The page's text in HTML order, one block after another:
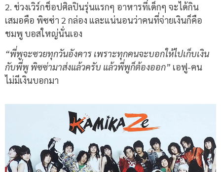
2. ช่วงเวิร์กช็อปศิลปินรุ่นแรกๆ อาหารที่เด็กๆ จะได้กิน
เสมอคือ พิซซ่า 2 กล่อง และแน่นอนว่าคนที่จ่ายเงินก็คือ
ชมพู บอสใหญ่นั่นเอง
“พี่พูจะซวยทุกวันอังคาร เพราะทุกคนจะบอกให้ไปเก็บเงิน
กับพี่พู พิซซ่ามาส่งแล้วครับ แล้วพี่พูก็ต้องออก” เอฟู-คน
ไม่มีเงินบอกมา